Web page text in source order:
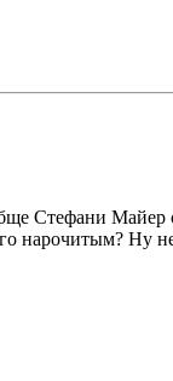
Стефани
нарочитым? Ну